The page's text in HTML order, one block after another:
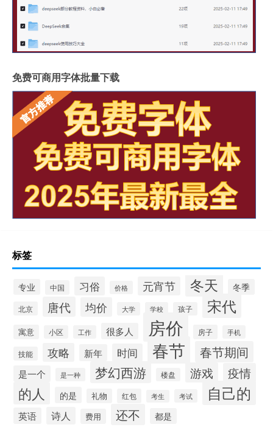
免费可商用字体批量下载
标签
专业 中国 习俗 价格 元宵节 冬天 冬季
北京 唐代 均价 大学 学校 孩子 宋代
寓意 小区 工作 很多人 房价 房子 手机
技能 攻略 新年 时间 春节 春节期间
是一个 是一种 梦幻西游 楼盘 游戏 疫情
的人 的是 礼物 红包 考生 考试 自己的
英语 诗人 费用 还不 都是